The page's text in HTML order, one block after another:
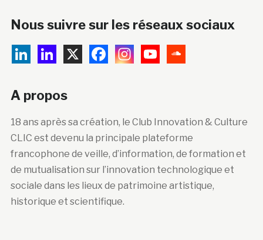
Nous suivre sur les réseaux sociaux
A propos
18 ans après sa création, le Club Innovation & Culture
CLIC est devenu la principale plateforme
francophone de veille, d’information, de formation et
de mutualisation sur l’innovation technologique et
sociale dans les lieux de patrimoine artistique,
historique et scientifique.